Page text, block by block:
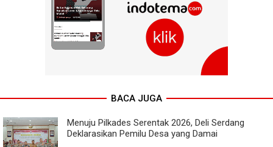
BACA JUGA
Menuju Pilkades Serentak 2026, Deli Serdang
Deklarasikan Pemilu Desa yang Damai